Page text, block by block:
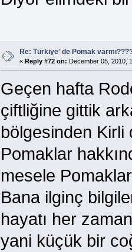
Re: Türkiye' de Pomak
« Reply #72 on: December 05, 2010,
Geçen hafta
çiftliğine gittik
bölgesinden Kirli
Pomaklar
mesele
Bana ilginç
hayatı her
yani küçük bir